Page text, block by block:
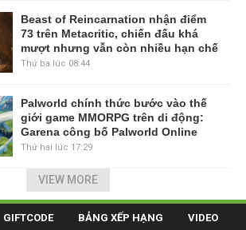
Beast of Reincarnation nhận điểm
73 trên Metacritic, chiến đấu khá
mượt nhưng vẫn còn nhiều hạn chế
Thứ ba lúc 08:44
Palworld chính thức bước vào thế
giới game MMORPG trên di động:
Garena công bố Palworld Online
Thứ hai lúc 17:29
VIEW MORE
GIFTCODE BẢNG XẾP HẠNG VIDEO